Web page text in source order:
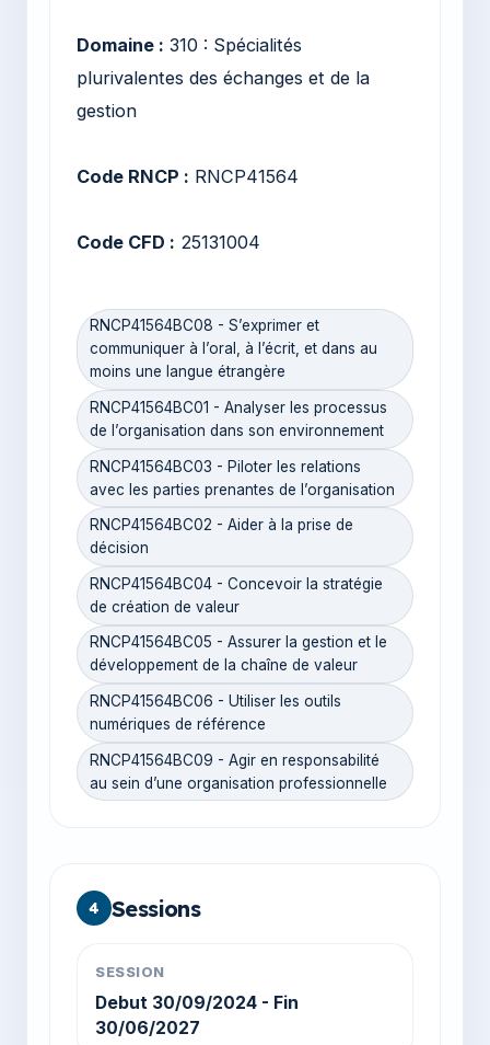
Domaine : 310 : Spécialités
plurivalentes des échanges et de la
gestion
Code RNCP : RNCP41564
Code CFD : 25131004
RNCP41564BC08 - S’exprimer et
communiquer à l’oral, à l’écrit, et dans au
moins une langue étrangère
RNCP41564BC01 - Analyser les processus
de l’organisation dans son environnement
RNCP41564BC03 - Piloter les relations
avec les parties prenantes de l’organisation
RNCP41564BC02 - Aider à la prise de
décision
RNCP41564BC04 - Concevoir la stratégie
de création de valeur
RNCP41564BC05 - Assurer la gestion et le
développement de la chaîne de valeur
RNCP41564BC06 - Utiliser les outils
numériques de référence
RNCP41564BC09 - Agir en responsabilité
au sein d’une organisation professionnelle
4 Sessions
SESSION
Debut 30/09/2024 - Fin
30/06/2027